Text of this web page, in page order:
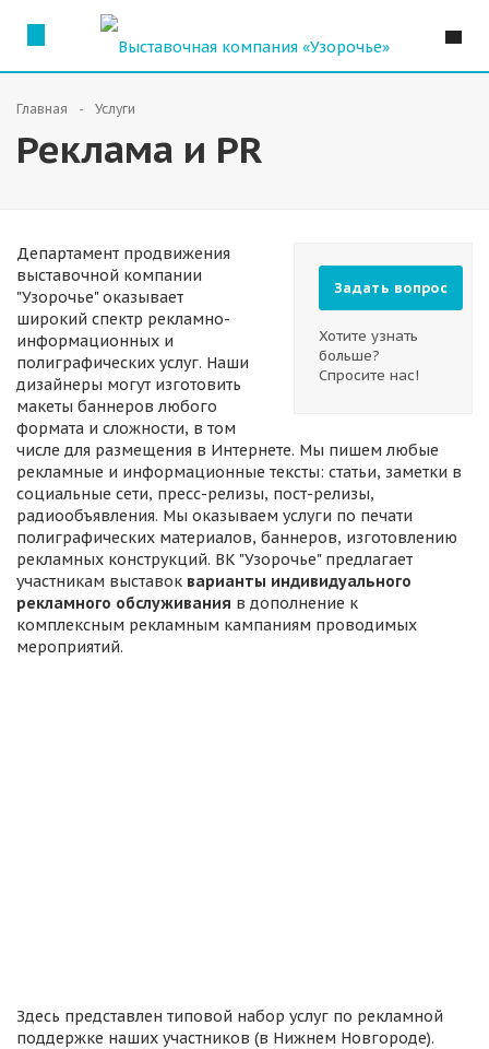
Главная Услуги
Реклама и PR
Задать вопрос
Хотите узнать
больше?
Спросите нас!
Департамент продвижения
выставочной компании
"Узорочье" оказывает
широкий спектр рекламно-
информационных и
полиграфических услуг. Наши
дизайнеры могут изготовить
макеты баннеров любого
формата и сложности, в том
числе для размещения в Интернете. Мы пишем любые
рекламные и информационные тексты: статьи, заметки в
социальные сети, пресс-релизы, пост-релизы,
радиообъявления. Мы оказываем услуги по печати
полиграфических материалов, баннеров, изготовлению
рекламных конструкций. ВК "Узорочье" предлагает
участникам выставок варианты индивидуального
рекламного обслуживания в дополнение к
комплексным рекламным кампаниям проводимых
мероприятий.
Здесь представлен типовой набор услуг по рекламной
поддержке наших участников (в Нижнем Новгороде).